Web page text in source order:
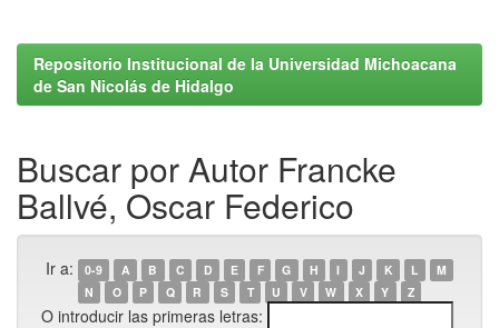
Repositorio Institucional de la Universidad Michoacana
de San Nicolás de Hidalgo
Buscar por Autor Francke
Ballvé, Oscar Federico
Ir a: 0-9 A B C D E F G H I J K L
M
N
O P Q R S T U V W X Y Z
O introducir las primeras letras: